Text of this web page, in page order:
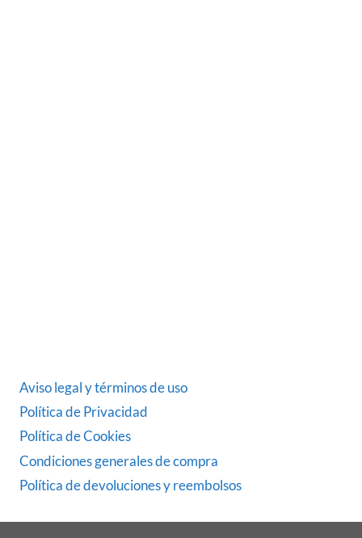
Aviso legal y términos de uso
Política de Privacidad
Política de Cookies
Condiciones generales de compra
Política de devoluciones y reembolsos